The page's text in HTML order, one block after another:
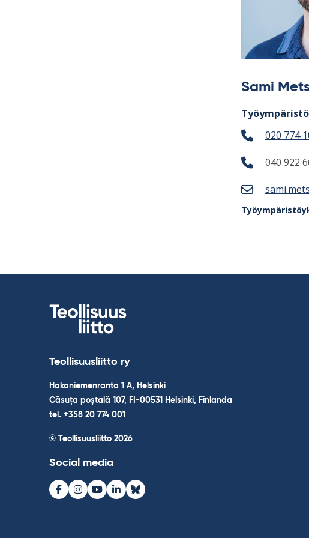
Sami
020 774
040 922
Teollisuusliitto ry
Hakaniemenranta 1 A, Helsinki
Căsuța poștală 107, FI-00531 Helsinki, Finlanda
tel. +358 20 774 001
© Teollisuusliitto 2026
Social media
Facebook
Instagram
Youtube
LinkedInBluesky